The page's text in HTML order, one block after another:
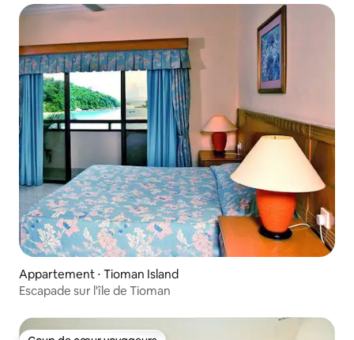
Appartement ⋅ Tioman Island
Escapade sur l'île de Tioman